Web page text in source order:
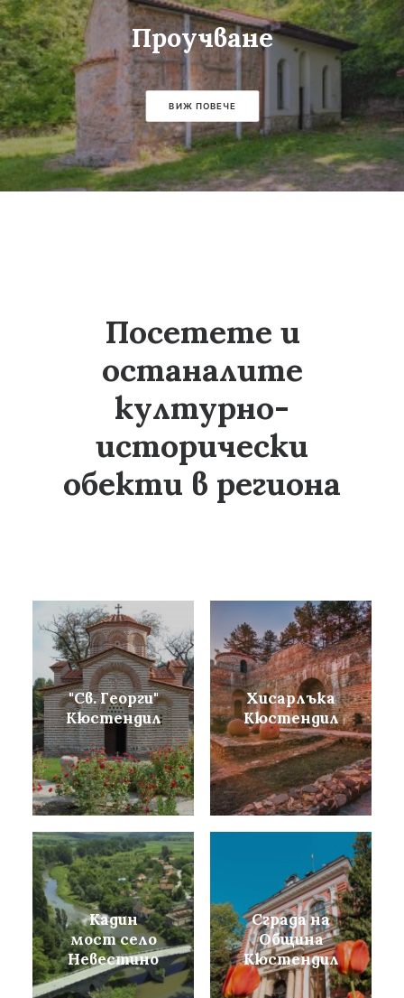
Проучване
ВИЖ ПОВЕЧЕ
Посетете и
останалите
културно-
исторически
обекти в региона
"Св. Георги"
Кюстендил
Хисарлъка
Кюстендил
Кадин
мост село
Невестино
Сграда на
Община
Кюстендил